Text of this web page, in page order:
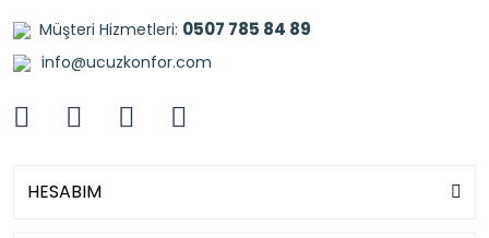
Müşteri Hizmetleri: 0507 785 84 89
info@ucuzkonfor.com
HESABIM